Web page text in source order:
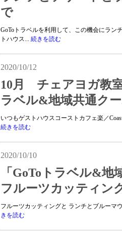
で
GoToトラベルを利用して、この機会にラン
トハウス... 続きを読む
2020/10/12
10月 チェアヨガ教
ラベル&地域共通ク
いつもゲストハウスコーストカフェ楽／
続きを読む
2020/10/10
「GoToトラベル&
フルーツカッティン
フルーツカッティングと ランチとブルーマ
きを読む